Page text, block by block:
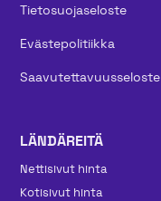
Tietosuojaseloste
Evästepolitiikka
Saavutettavuusseloste
LÄNDÄREITÄ
Nettisivut hinta
Kotisivut hinta